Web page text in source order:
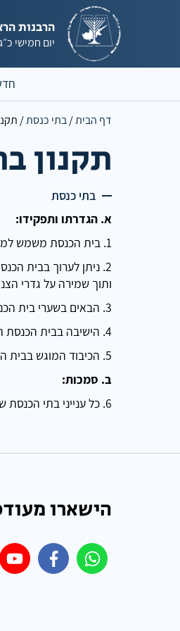
הרבנות
יום חמישי
דף הבית/בתי כנסת/
תקנון
בתי כנסת
א. הגדרתו ותפקידו:
1. בית הכנסת משמש למקום תפילה ולימוד תורה, ולא יעשה בו שום שימוש של חול.
2. ניתן לערוך בבית
ותוך שמירה על גדרי
3. הבאים בשערי בית הכנסת (גברים ונשים) יכבדו את המקום בלבושם הצנוע כיאה לבית מקדש מעט.
4. הישיבה בבית הכנסת תהיה נפרדת בין הגברים לנשים.
5. הכיבוד המוגש בבית הכנסת יאושר על ידי רב בית הכנסת.
ב. סמכות:
6. כל ענייני בתי הכנסת שבקפריסין יהיו על פי ההלכה ועל פי הוראות הרב הראשי לקפריסין הרב אריה זאב רסקין.
הישארו